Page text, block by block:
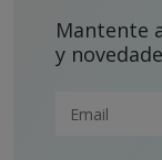
Mantente
y